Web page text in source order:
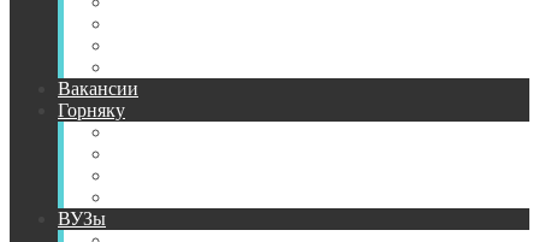
Вакансии
Горняку
ВУЗы